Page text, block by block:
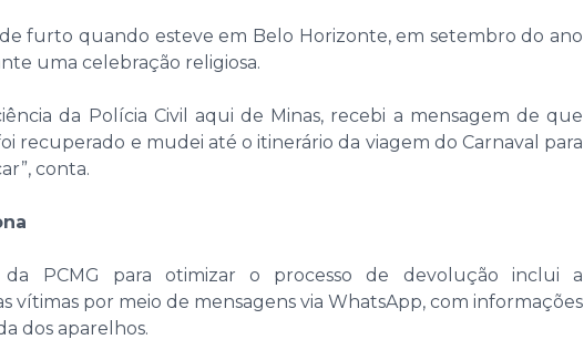
furto quando esteve em Belo Horizonte, em setembro do ano
uma celebração religiosa.
da Polícia Civil aqui de Minas, recebi a mensagem de que
recuperado e mudei até o itinerário da viagem do Carnaval para
conta.
da PCMG para otimizar o processo de devolução inclui a
vítimas por meio de mensagens via WhatsApp, com informações
dos aparelhos.